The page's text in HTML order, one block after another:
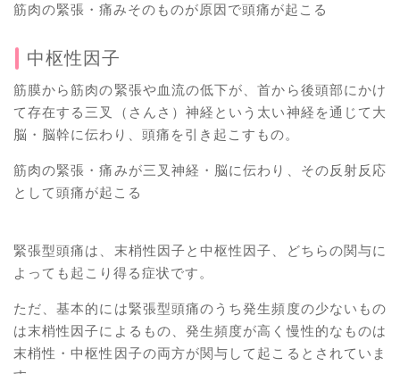
筋肉の緊張・痛みそのものが原因で頭痛が起こる
中枢性因子
筋膜から筋肉の緊張や血流の低下が、首から後頭部にかけ
て存在する三叉（さんさ）神経という太い神経を通じて大
脳・脳幹に伝わり、頭痛を引き起こすもの。
筋肉の緊張・痛みが三叉神経・脳に伝わり、その反射反応
として頭痛が起こる
緊張型頭痛は、末梢性因子と中枢性因子、どちらの関与に
よっても起こり得る症状です。
ただ、基本的には緊張型頭痛のうち発生頻度の少ないもの
は末梢性因子によるもの、発生頻度が高く慢性的なものは
末梢性・中枢性因子の両方が関与して起こるとされていま